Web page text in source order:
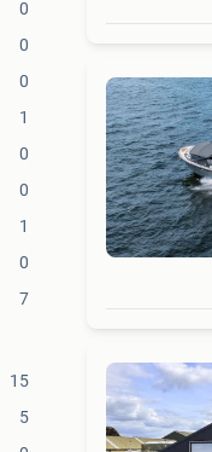
0
0
0
1
0
0
1
0
7
15
5